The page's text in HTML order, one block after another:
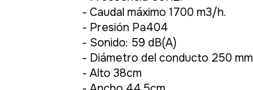
- Caudal máximo 1700 m3/h.
- Presión Pa404
- Sonido: 59 dB(A)
- Diámetro del conducto 250 mm
- Alto 38cm